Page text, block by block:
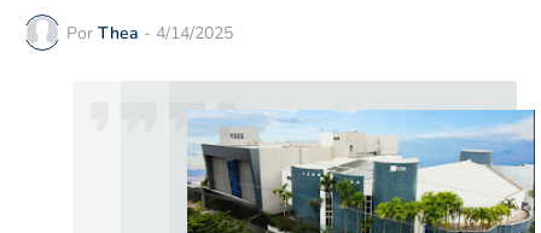
Por Thea - 4/14/2025